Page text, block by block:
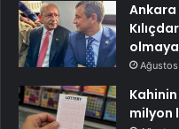
milyon